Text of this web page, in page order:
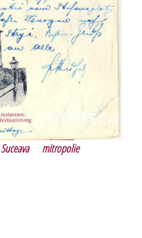
Suceava
mitropolie